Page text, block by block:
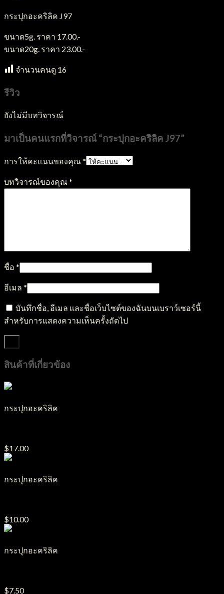
กระปุกอะคริลิค J97
ขนาด5g. ราคา 17.00.-
ขนาด20g. ราคา 23.00.-
จำนวนคนดู 16
รีวิว
ยังไม่มีบทวิจารณ์
มาเป็นคนแรกที่วิจารณ์ “กระปุกอะคริลิค J97”
การให้คะแนนของคุณ*
บทวิจารณ์ของคุณ*
ชื่อ *
อีเมล *
บันทึกชื่อ, อีเมล และชื่อเว็บไซต์ของฉันบนเบราว์เซอร์นี้
สำหรับการแสดงความเห็นครั้งถัดไป
สินค้าที่เกี่ยวข้อง
กระปุกอะคริลิค
$17.00
กระปุกอะคริลิค
$10.00
กระปุกอะคริลิค
$7.50